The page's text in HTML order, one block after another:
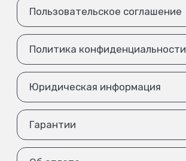
Пользовательское соглашение
Политика конфиденциальности
Юридическая информация
Гарантии